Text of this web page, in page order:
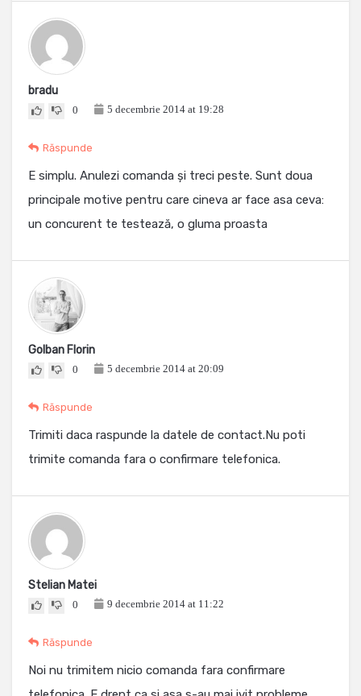
bradu
0 5 decembrie 2014 at 19:28
Răspunde
E simplu. Anulezi comanda și treci peste. Sunt doua
principale motive pentru care cineva ar face asa ceva:
un concurent te testează, o gluma proasta
Golban Florin
0 5 decembrie 2014 at 20:09
Răspunde
Trimiti daca raspunde la datele de contact.Nu poti
trimite comanda fara o confirmare telefonica.
Stelian Matei
0 9 decembrie 2014 at 11:22
Răspunde
Noi nu trimitem nicio comanda fara confirmare